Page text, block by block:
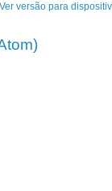
Ver versão para